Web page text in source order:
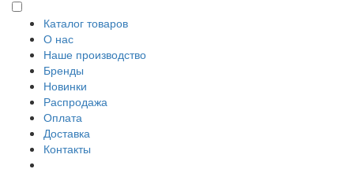
Каталог товаров
О нас
Наше производство
Бренды
Новинки
Распродажа
Оплата
Доставка
Контакты